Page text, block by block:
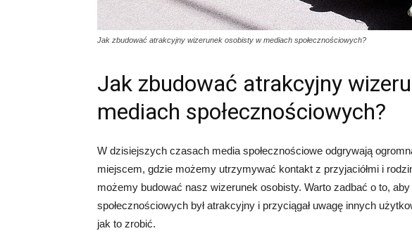
Jak zbudować atrakcyjny wizerunek osobisty w mediach społecznościowych?
Jak zbudować atrakcyjny
mediach społecznościowych?
W dzisiejszych czasach media społecznościowe odgrywają
miejscem, gdzie możemy utrzymywać kontakt z przyjaciółmi i
możemy budować nasz wizerunek osobisty. Warto zadbać o to,
społecznościowych był atrakcyjny i przyciągał uwagę innych
jak to zrobić.